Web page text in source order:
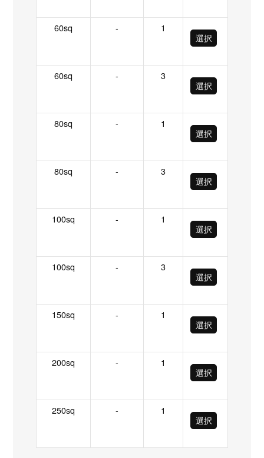
60sq -
1
選択
60sq -
3
選択
80sq -
1
選択
80sq -
3
選択
100sq -
1
選択
100sq -
3
選択
150sq -
1
選択
200sq -
1
選択
250sq -
1
選択